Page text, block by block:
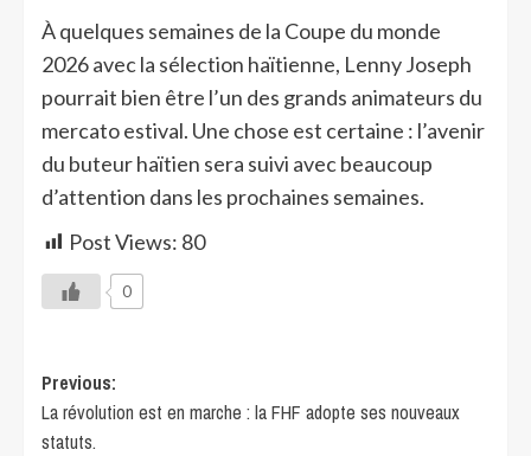
À quelques semaines de la Coupe du monde
2026 avec la sélection haïtienne, Lenny Joseph
pourrait bien être l’un des grands animateurs du
mercato estival. Une chose est certaine : l’avenir
du buteur haïtien sera suivi avec beaucoup
d’attention dans les prochaines semaines.
Post Views: 80
0
Previous:
La révolution est en marche : la FHF adopte ses nouveaux
statuts.